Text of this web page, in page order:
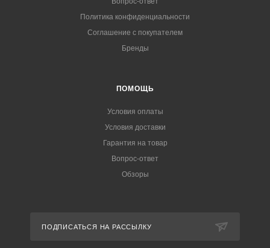
Политика конфиденциальности
Соглашение с покупателем
Бренды
ПОМОЩЬ
Условия оплаты
Условия доставки
Гарантия на товар
Вопрос-ответ
Обзоры
ПОДПИСАТЬСЯ НА РАССЫЛКУ